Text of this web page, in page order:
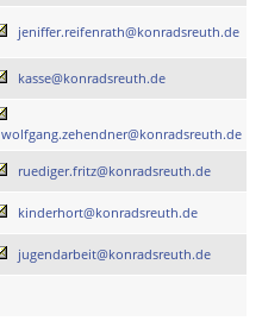
jeniffer.reifenrath@konradsreuth.de
kasse@konradsreuth.de
wolfgang.zehendner@konradsreuth.de
ruediger.fritz@konradsreuth.de
kinderhort@konradsreuth.de
jugendarbeit@konradsreuth.de